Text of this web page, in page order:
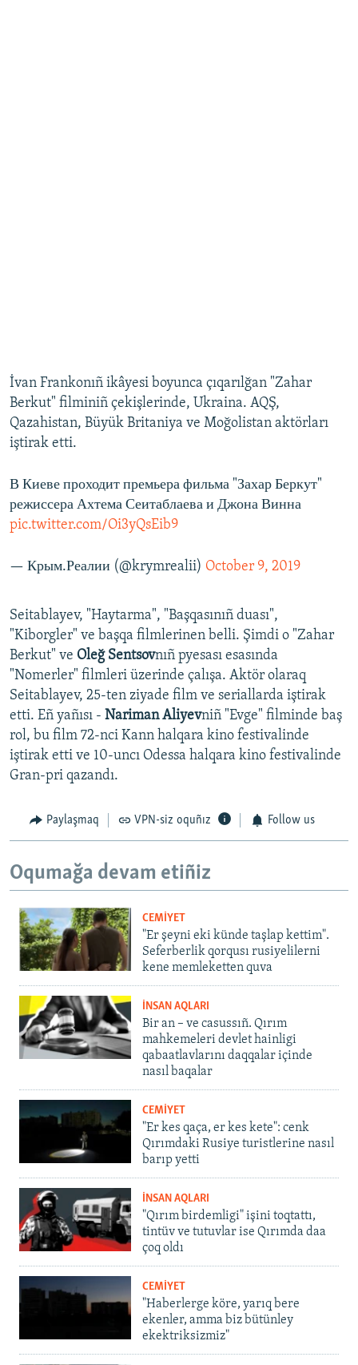
İvan Frankonıñ ikâyesi boyunca çıqarılğan "Zahar
Berkut" filminiñ çekişlerinde, Ukraina. AQŞ,
Qazahistan, Büyük Britaniya ve Moğolistan aktörları
iştirak etti.
В Киеве проходит премьера фильма "Захар Беркут"
режиссера Ахтема Сеитаблаева и Джона Винна
pic.twitter.com/Oi3yQsEib9
— Крым.Реалии (@krymrealii) October 9, 2019
Seitablayev, "Haytarma", "Başqasınıñ duası",
"Kiborgler" ve başqa filmlerinen belli. Şimdi o "Zahar
Berkut" ve Oleğ Sentsovnıñ pyesası esasında
"Nomerler" filmleri üzerinde çalışa. Aktör olaraq
Seitablayev, 25-ten ziyade film ve seriallarda iştirak
etti. Eñ yañısı - Nariman Aliyevniñ "Evge" filminde baş
rol, bu film 72-nci Kann halqara kino festivalinde
iştirak etti ve 10-uncı Odessa halqara kino festivalinde
Gran-pri qazandı.
Paylaşmaq VPN-siz oquñız Follow us
Oqumağa devam etiñiz
CEMİYET
"Er şeyni eki künde taşlap kettim".
Seferberlik qorqusı rusiyelilerni
kene memleketten quva
İNSAN AQLARI
Bir an – ve casussıñ. Qırım
mahkemeleri devlet hainligi
qabaatlavlarını daqqalar içinde
nasıl baqalar
CEMİYET
"Er kes qaça, er kes kete": cenk
Qırımdaki Rusiye turistlerine nasıl
barıp yetti
İNSAN AQLARI
"Qırım birdemligi" işini toqtattı,
tintüv ve tutuvlar ise Qırımda daa
çoq oldı
CEMİYET
"Haberlerge köre, yarıq bere
ekenler, amma biz bütünley
ekektriksizmiz"